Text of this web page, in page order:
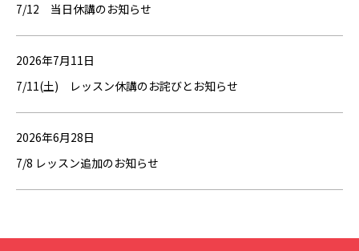
7/12 当日休講のお知らせ
2026年7月11日
7/11(土) レッスン休講のお詫びとお知らせ
2026年6月28日
7/8 レッスン追加のお知らせ